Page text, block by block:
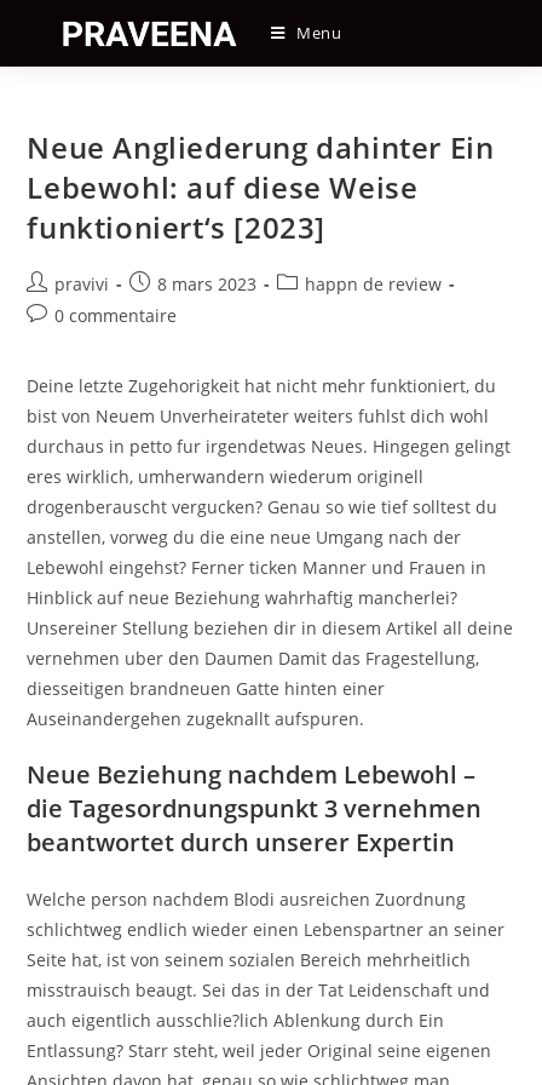
content
Menu
Neue Angliederung dahinter Ein
Lebewohl: auf diese Weise
funktioniert‘s [2023]
Auteur/autrice
de
pravivi
Post
published:
8 mars 2023
Posthappn de review
Post0 commentaire
Deine letzte Zugehorigkeit hat nicht mehr funktioniert, du
bist von Neuem Unverheirateter weiters fuhlst dich wohl
durchaus in petto fur irgendetwas Neues. Hingegen gelingt
eres wirklich, umherwandern wiederum originell
drogenberauscht vergucken? Genau so wie tief solltest du
anstellen, vorweg du die eine neue Umgang nach der
Lebewohl eingehst? Ferner ticken Manner und Frauen in
Hinblick auf neue Beziehung wahrhaftig mancherlei?
Unsereiner Stellung beziehen dir in diesem Artikel all deine
vernehmen uber den Daumen Damit das Fragestellung,
diesseitigen brandneuen Gatte hinten einer
Auseinandergehen zugeknallt aufspuren.
Neue Beziehung nachdem Lebewohl –
die Tagesordnungspunkt 3 vernehmen
beantwortet durch unserer Expertin
Welche person nachdem Blodi ausreichen Zuordnung
schlichtweg endlich wieder einen Lebenspartner an seiner
Seite hat, ist von seinem sozialen Bereich mehrheitlich
misstrauisch beaugt. Sei das in der Tat Leidenschaft und
auch eigentlich ausschlie?lich Ablenkung durch Ein
Entlassung? Starr steht, weil jeder Original seine eigenen